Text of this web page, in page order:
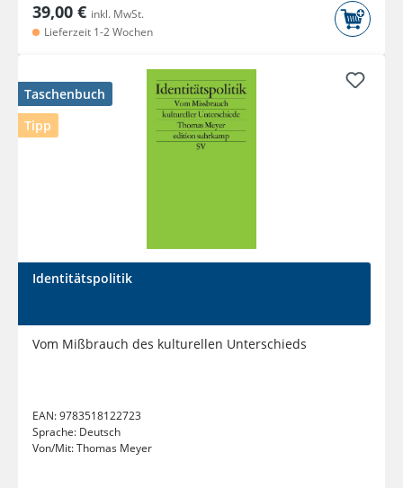
39,00 € inkl. MwSt.
Lieferzeit 1-2 Wochen
Taschenbuch
Tipp
Identitätspolitik
Vom Mißbrauch des kulturellen Unterschieds
EAN:9783518122723
Sprache: Deutsch
Von/Mit:Thomas Meyer